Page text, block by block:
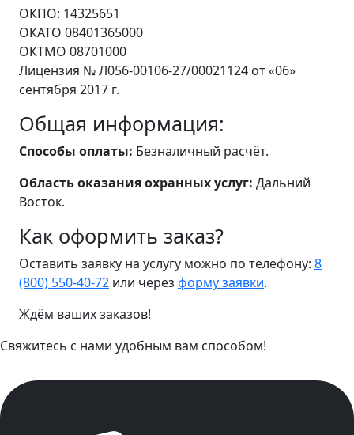
ОКПО: 14325651
ОКАТО 08401365000
ОКТМО 08701000
Лицензия № Л056-00106-27/00021124 от «06»
сентября 2017 г.
Общая информация:
Способы оплаты: Безналичный расчёт.
Область оказания охранных услуг: Дальний
Восток.
Как оформить заказ?
Оставить заявку на услугу можно по телефону: 8
(800) 550-40-72 или через форму заявки.
Ждём ваших заказов!
Свяжитесь с нами удобным вам способом!